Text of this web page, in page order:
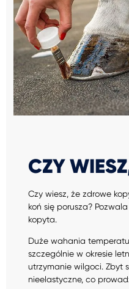
CZY
Czy wiesz, że zdrowe
koń się porusza?
kopyta.
Duże wahania
szczególnie w okresie
utrzymanie wilgoci. Zbyt
nieelastyczne, co